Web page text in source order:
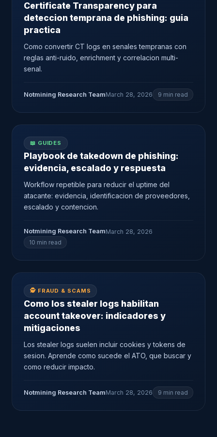
Certificate Transparency para
deteccion temprana de phishing: guia
practica
Como convertir CT logs en senales tempranas con
reglas anti-ruido, enrichment y correlacion multi-
senal.
Notmining Research TeamMarch 28, 2026 9 min read
📖 GUIDES
Playbook de takedown de phishing:
evidencia, escalado y respuesta
Workflow repetible para reducir el uptime del
atacante: evidencia, identificacion de proveedores,
escalado y contencion.
Notmining Research TeamMarch 28, 2026
10 min read
🕵️ FRAUD & SCAMS
Como los stealer logs habilitan
account takeover: indicadores y
mitigaciones
Los stealer logs suelen incluir cookies y tokens de
sesion. Aprende como sucede el ATO, que buscar y
como reducir impacto.
Notmining Research TeamMarch 28, 2026 9 min read